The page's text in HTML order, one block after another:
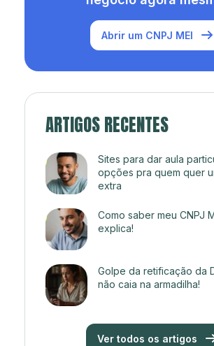
Abrir um CNPJ MEI
ARTIGOS RECENTES
Sites para dar aula
opções pra quem quer
extra
Como saber meu CNPJ
explica!
Golpe da retificação da
não caia na armadilha!
Ver todos os artigos